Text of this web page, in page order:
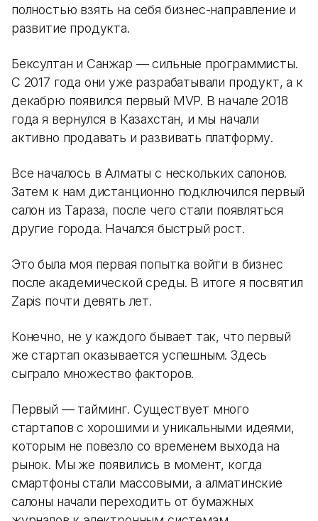
полностью взять на себя бизнес-направление и
развитие продукта.
Бексултан и Санжар — сильные программисты.
С 2017 года они уже разрабатывали продукт, а к
декабрю появился первый MVP. В начале 2018
года я вернулся в Казахстан, и мы начали
активно продавать и развивать платформу.
Все началось в Алматы с нескольких салонов.
Затем к нам дистанционно подключился первый
салон из Тараза, после чего стали появляться
другие города. Начался быстрый рост.
Это была моя первая попытка войти в бизнес
после академической среды. В итоге я посвятил
Zapis почти девять лет.
Конечно, не у каждого бывает так, что первый
же стартап оказывается успешным. Здесь
сыграло множество факторов.
Первый — тайминг. Существует много
стартапов с хорошими и уникальными идеями,
которым не повезло со временем выхода на
рынок. Мы же появились в момент, когда
смартфоны стали массовыми, а алматинские
салоны начали переходить от бумажных